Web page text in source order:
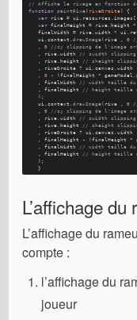
// Affiche le rivage en fonction
function
paintRive( riveDroite) {
var rive = ui. resources .images
var finalHeight = rive. height *
   finalWidth = rive.
width * ui.
   ui.
context .drawImage(rive , 0
   ,
0
//sy clipping de l'image
   , rive.
width
// swidth
   , rive.
height
// sheight
   , riveDroite ? ui.
canvas .width
   ,
0 - (finalHeight * gameModel.
   , finalWidth
// width taille du
   , finalHeight
// height taille
   );
   ui.
context .drawImage(rive , 0
   ,
0
//sy clipping de l'image
   , rive.
width
// swidth
   , rive.
height
// sheight
   , riveDroite ? ui.
canvas .width
, finalHeight - (finalHeight *
   , finalWidth
// width taille du
   , finalHeight
// height taille
   );
   }
L’affichage du
L’affichage du
compte :
l’affichage du
joueur